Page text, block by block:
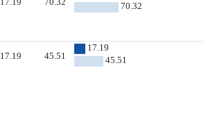
70.32
17.19 45.51
17.19
45.51